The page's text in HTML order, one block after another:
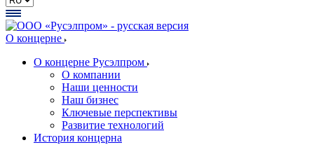
О концерне
О концерне Русэлпром
О компании
Наши ценности
Наш бизнес
Ключевые перспективы
Развитие технологий
История концерна